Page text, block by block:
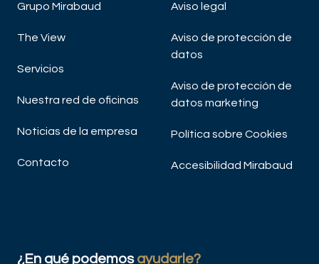
Grupo Mirabaud
The View
Servicios
Nuestra red de oficinas
Noticias de la empresa
Contacto
Aviso legal
Aviso de protección de
datos
Aviso de protección de
datos marketing
Política sobre Cookies
Accesibilidad Mirabaud
¿En qué podemos ayudarle?